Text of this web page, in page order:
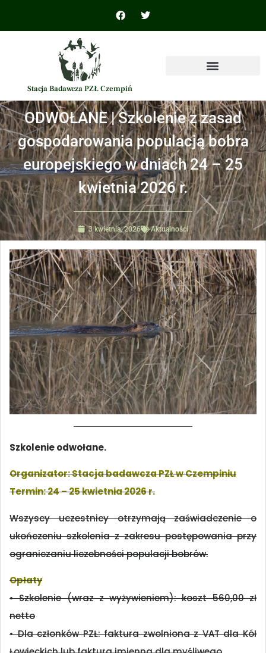
Stacja Badawcza PZŁ Czempiń
ODWOŁANE | Szkolenie z zasad
gospodarowania populacją bobra
europejskiego w dniach 24 – 25
kwietnia 2026 r.
3 kwietnia, 2026 Aktualności
Szkolenie odwołane.
Organizator: Stacja badawcza PZŁ w Czempiniu
Termin: 24 – 25 kwietnia 2026 r.
Wszyscy uczestnicy otrzymają zaświadczenie o
ukończeniu szkolenia z zakresu postępowania przy
ograniczaniu liczebności populacji bobrów.
Opłaty
• Szkolenie (wraz z wyżywieniem): koszt 560,00 zł
netto
• Dla członków PZŁ: faktura zwolniona z VAT dla Kół